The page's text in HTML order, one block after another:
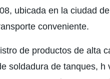
ubicada en la ciudad
conveniente.
de productos de alta
soldadura de tanques,